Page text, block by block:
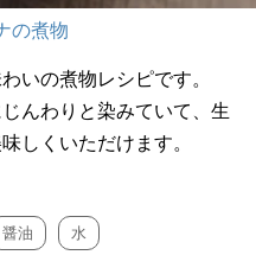
の煮物
いの煮物レシピです。
んわりと染みていて、生
しくいただけます。
醤油 水